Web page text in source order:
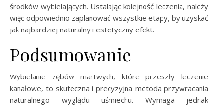
środków wybielających. Ustalając kolejność leczenia, należy
więc odpowiednio zaplanować wszystkie etapy, by uzyskać
jak najbardziej naturalny i estetyczny efekt.
Podsumowanie
Wybielanie zębów martwych, które przeszły leczenie
kanałowe, to skuteczna i precyzyjna metoda przywracania
naturalnego wyglądu uśmiechu. Wymaga jednak